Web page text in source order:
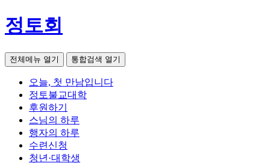
정토회
전체메뉴 열기 통합검색 열기
오늘, 첫 만남입니다
정토불교대학
후원하기
스님의 하루
행자의 하루
수련신청
청년·대학생